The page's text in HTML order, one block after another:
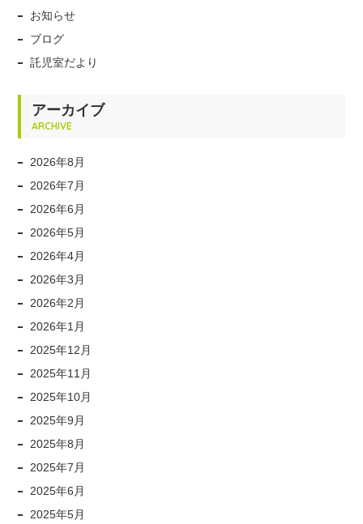
お知らせ
ブログ
託児室だより
アーカイブ
ARCHIVE
2026年8月
2026年7月
2026年6月
2026年5月
2026年4月
2026年3月
2026年2月
2026年1月
2025年12月
2025年11月
2025年10月
2025年9月
2025年8月
2025年7月
2025年6月
2025年5月